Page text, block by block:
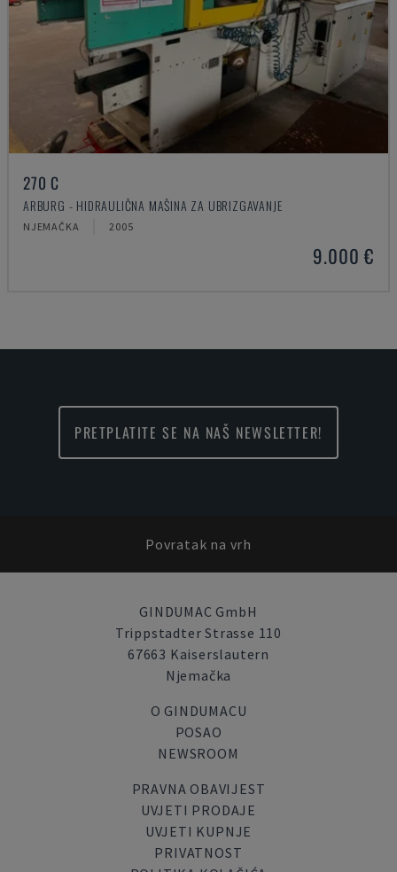
270 C
ARBURG - HIDRAULIČNA MAŠINA ZA UBRIZGAVANJE
NJEMAČKA 2005
9.000 €
PRETPLATITE SE NA NAŠ NEWSLETTER!
Povratak na vrh
GINDUMAC GmbH
Trippstadter Strasse 110
67663 Kaiserslautern
Njemačka
O GINDUMACU
POSAO
NEWSROOM
PRAVNA OBAVIJEST
UVJETI PRODAJE
UVJETI KUPNJE
PRIVATNOST